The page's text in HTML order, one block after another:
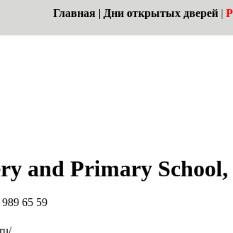
Главная | Дни открытых дверей |
and Primary School,
65 59